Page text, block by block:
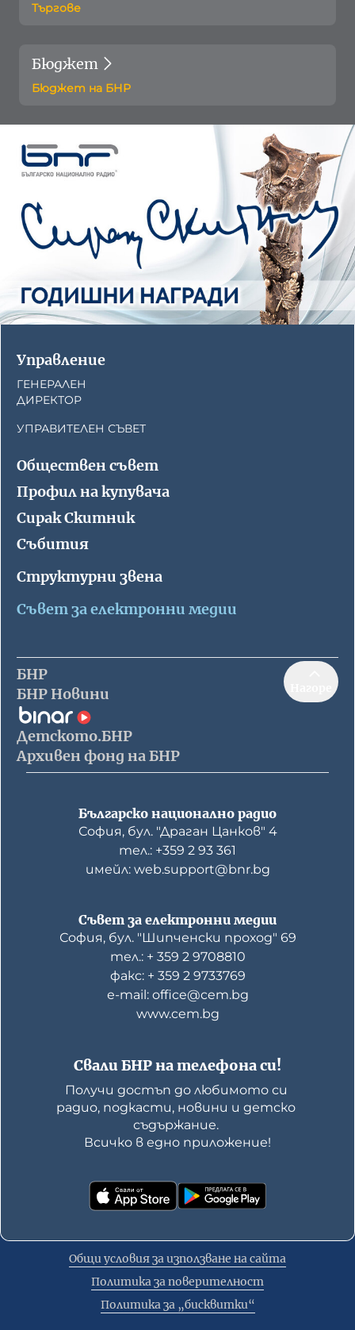
Търгове
Бюджет
Бюджет на БНР
Управление
ГЕНЕРАЛЕН
ДИРЕКТОР
УПРАВИТЕЛЕН СЪВЕТ
Обществен съвет
Профил на купувача
Сирак Скитник
Събития
Структурни звена
Съвет за електронни медии
БНР
БНР Новини
Детското.БНР
Архивен фонд на БНР
Българско национално радио
София, бул. "Драган Цанков" 4
тел.: +359 2 93 361
имейл: web.support@bnr.bg
Свали БНР на телефона си!
Получи достъп до любимото си
радио, подкасти, новини и детско
съдържание.
Всичко в едно приложение!
Съвет за електронни медии
София, бул. "Шипченски проход" 69
тел.: + 359 2 9708810
факс: + 359 2 9733769
е-mail: office@cem.bg
www.cem.bg
Общи условия за използване на сайта
Политика за поверителност
Политика за „бисквитки“